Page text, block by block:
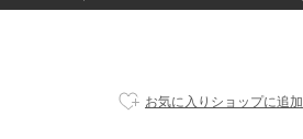
お気に入りショップに追加